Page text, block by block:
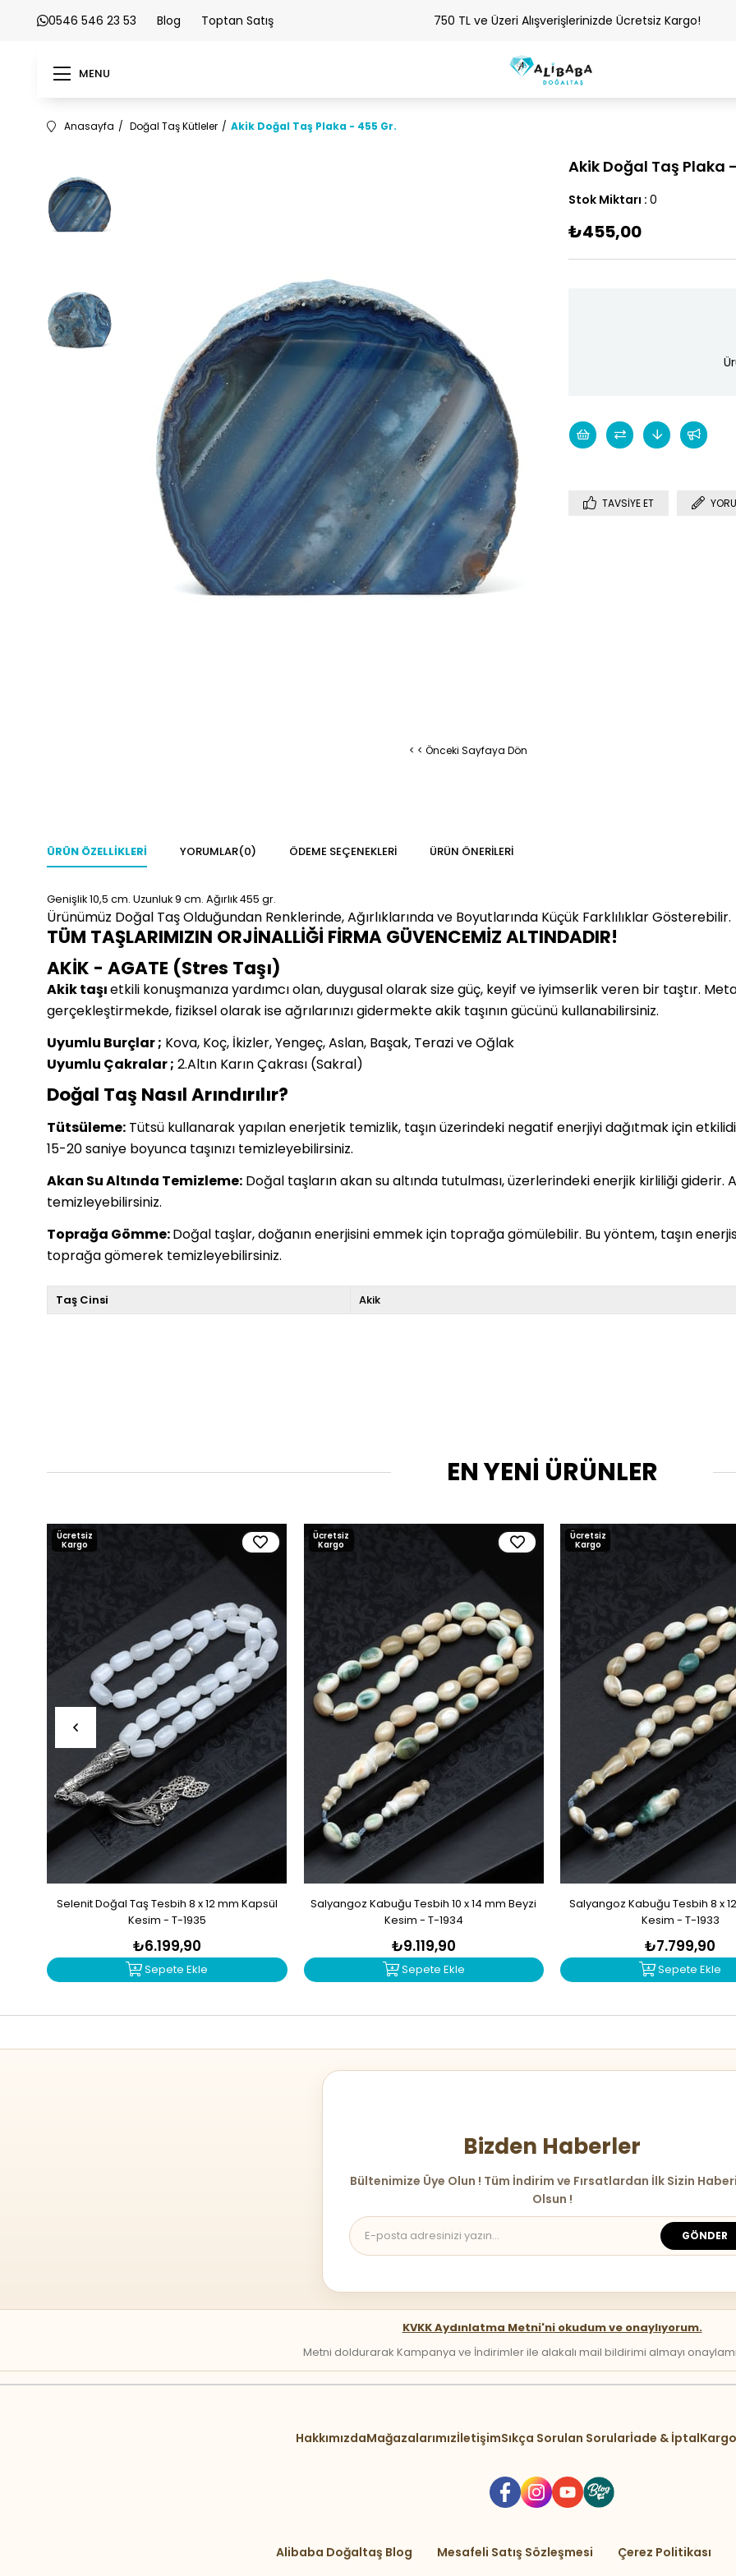
0546 546 23 53 Blog Toptan Satış 750 TL ve Üzeri Alışverişlerinizde Ücretsiz Kargo!
MENU
Anasayfa Doğal Taş Kütleler Akik Doğal Taş Plaka - 455 Gr.
< < Önceki Sayfaya Dön
Akik Doğal Taş Plaka
Stok Miktarı : 0
₺455,00
TAVSIYE ET
ÜRÜN ÖZELLIKLERI YORUMLAR(0) ÖDEME SEÇENEKLERI ÜRÜN ÖNERILERI
Genişlik 10,5 cm. Uzunluk 9 cm. Ağırlık 455 gr.
Ürünümüz Doğal Taş Olduğundan Renklerinde, Ağırlıklarında ve Boyutlarında Küçük Farklılıklar Gösterebilir.
TÜM TAŞLARIMIZIN ORJİNALLİĞİ FİRMA GÜVENCEMİZ ALTINDADIR!
AKİK - AGATE (Stres Taşı)
Akik taşıetkili konuşmanıza yardımcı olan, duygusal olarak size güç, keyif ve iyimserlik veren bir taştır.
gerçekleştirmekde, fiziksel olarak ise ağrılarınızı gidermekte akik taşının gücünü kullanabilirsiniz.
Uyumlu Burçlar ; Kova, Koç, İkizler, Yengeç, Aslan, Başak, Terazi ve Oğlak
Uyumlu Çakralar ; 2.Altın Karın Çakrası (Sakral)
Doğal Taş Nasıl Arındırılır?
Tütsüleme: Tütsü kullanarak yapılan enerjetik temizlik, taşın üzerindeki negatif enerjiyi dağıtmak için
15-20 saniye boyunca taşınızı temizleyebilirsiniz.
Akan Su Altında Temizleme: Doğal taşların akan su altında tutulması, üzerlerindeki enerjik kirliliği giderir.
temizleyebilirsiniz.
Toprağa Gömme:Doğal taşlar, doğanın enerjisini emmek için toprağa gömülebilir. Bu yöntem, taşın
toprağa gömerek temizleyebilirsiniz.
Taş Cinsi Akik
EN YENİ ÜRÜNLER
Selenit Doğal Taş Tesbih 8 x 12 mm Kapsül
Kesim - T-1935
₺6.199,90
Sepete Ekle
Ücretsiz
Kargo
Salyangoz Kabuğu Tesbih 10 x 14 mm Beyzi
Kesim - T-1934
₺9.119,90
Sepete Ekle
Ücretsiz
Kargo
Salyangoz Kabuğu Tesbih 8 x
Kesim - T-1933
₺7.799,90
Sepete Ekle
Ücretsiz
Kargo
Bizden Haberler
Bültenimize Üye Olun ! Tüm İndirim ve Fırsatlardan İlk Sizin
Olsun !
GÖNDER
KVKK Aydınlatma Metni'ni okudum ve onaylıyorum.
Metni doldurarak Kampanya ve İndirimler ile alakalı mail bildirimi almayı onaylamış
HakkımızdaMağazalarımızİletişimSıkça Sorulan Sorularİade & İptal
Alibaba Doğaltaş Blog Mesafeli Satış Sözleşmesi Çerez Politikası